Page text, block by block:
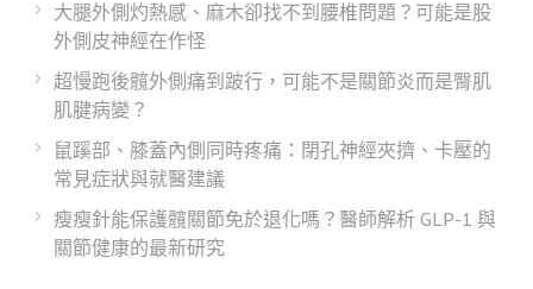
大腿外側灼熱感、麻木卻找不到腰椎問題？可能是股
外側皮神經在作怪
超慢跑後髖外側痛到跛行，可能不是關節炎而是臀肌
肌腱病變？
鼠蹊部、膝蓋內側同時疼痛：閉孔神經夾擠、卡壓的
常見症狀與就醫建議
瘦瘦針能保護髖關節免於退化嗎？醫師解析 GLP-1 與
關節健康的最新研究